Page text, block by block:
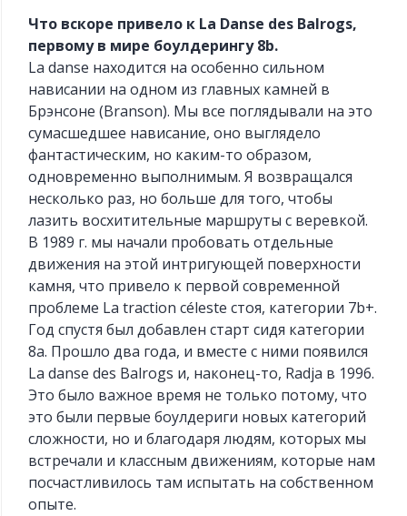
Что вскоре привело к La Danse des Balrogs,
первому в мире боулдерингу 8b.
La danse находится на особенно сильном
нависании на одном из главных камней в
Брэнсоне (Branson). Мы все поглядывали на это
сумасшедшее нависание, оно выглядело
фантастическим, но каким-то образом,
одновременно выполнимым. Я возвращался
несколько раз, но больше для того, чтобы
лазить восхитительные маршруты с веревкой.
В 1989 г. мы начали пробовать отдельные
движения на этой интригующей поверхности
камня, что привело к первой современной
проблеме La traction céleste стоя, категории 7b+.
Год спустя был добавлен старт сидя категории
8а. Прошло два года, и вместе с ними появился
La danse des Balrogs и, наконец-то, Radja в 1996.
Это было важное время не только потому, что
это были первые боулдериги новых категорий
сложности, но и благодаря людям, которых мы
встречали и классным движениям, которые нам
посчастливилось там испытать на собственном
опыте.